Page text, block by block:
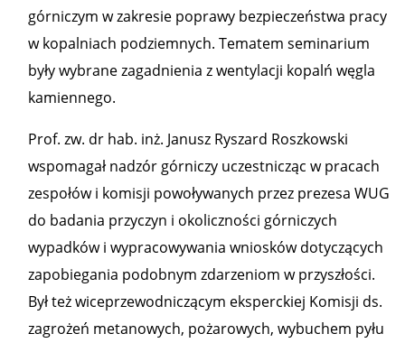
górniczym w zakresie poprawy bezpieczeństwa pracy
w kopalniach podziemnych. Tematem seminarium
były wybrane zagadnienia z wentylacji kopalń węgla
kamiennego.
Prof. zw. dr hab. inż. Janusz Ryszard Roszkowski
wspomagał nadzór górniczy uczestnicząc w pracach
zespołów i komisji powoływanych przez prezesa WUG
do badania przyczyn i okoliczności górniczych
wypadków i wypracowywania wniosków dotyczących
zapobiegania podobnym zdarzeniom w przyszłości.
Był też wiceprzewodniczącym eksperckiej Komisji ds.
zagrożeń metanowych, pożarowych, wybuchem pyłu